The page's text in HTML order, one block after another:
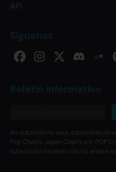
API
Síguenos
Boletín informativo
Ao subscribirte aquí, subscribes
Pop Charts, Japan Charts e K-POP
subscrición facendo clic no enlace